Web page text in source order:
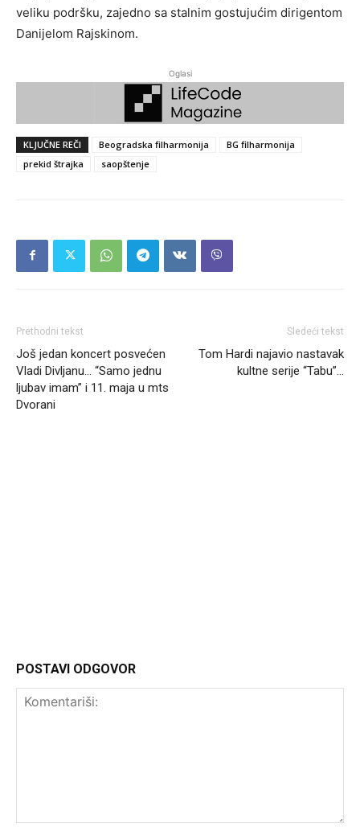
veliku podršku, zajedno sa stalnim gostujućim dirigentom
Danijelom Rajskinom.
Oglasi
KLJUČNE REČI Beogradska filharmonija
BG filharmonija
prekid štrajka
saopštenje
Prethodni tekst
Još jedan koncert posvećen
Vladi Divljanu… “Samo jednu
ljubav imam” i 11. maja u mts
Dvorani
Sledeći tekst
Tom Hardi najavio nastavak
kultne serije “Tabu”…
POSTAVI ODGOVOR